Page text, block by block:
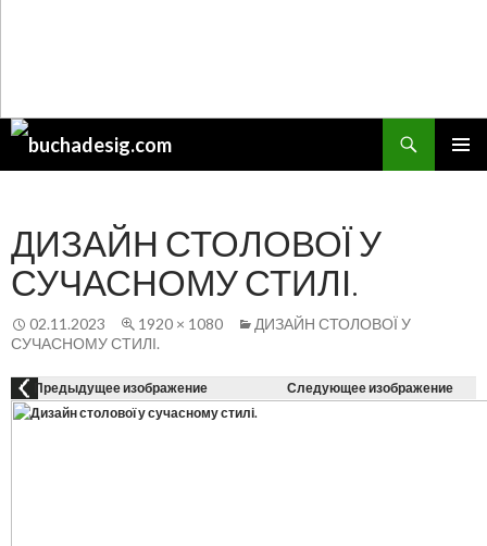
Поиск
ДИЗАЙН СТОЛОВОЇ У
СУЧАСНОМУ СТИЛІ.
02.11.2023 1920 × 1080
ДИЗАЙН СТОЛОВОЇ У
СУЧАСНОМУ СТИЛІ.
Предыдущее изображение Следующее изображение